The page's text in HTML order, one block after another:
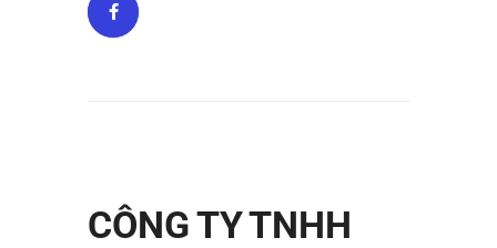
CÔNG TY TNHH